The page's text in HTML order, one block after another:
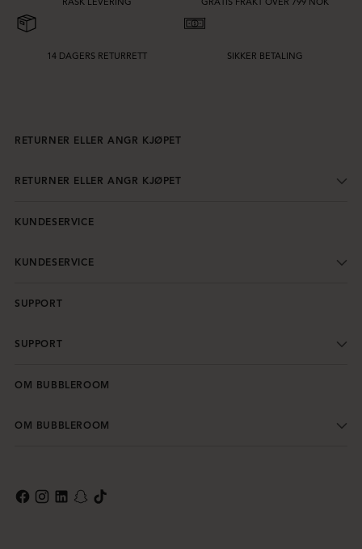
14 DAGERS RETURRETT SIKKER BETALING
RETURNER ELLER ANGR KJØPET
RETURNER ELLER ANGR KJØPET
KUNDESERVICE
KUNDESERVICE
SUPPORT
SUPPORT
OM BUBBLEROOM
OM BUBBLEROOM